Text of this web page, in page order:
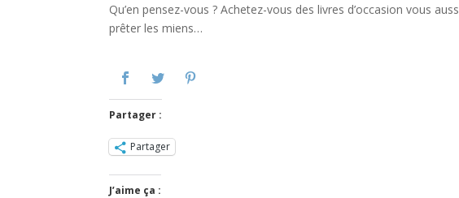
Qu’en pensez-vous ? Achetez-vous des livres d’occasion vous
prêter les miens…
Partager :
Partager
J’aime ça :